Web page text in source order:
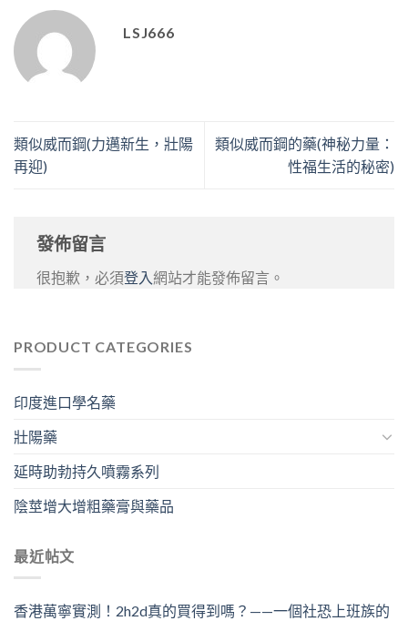
LSJ666
類似威而鋼(力邁新生，壯陽
再迎)
類似威而鋼的藥(神秘力量：
性福生活的秘密)
發佈留言
很抱歉，必須登入網站才能發佈留言。
PRODUCT CATEGORIES
印度進口學名藥
壯陽藥
延時助勃持久噴霧系列
陰莖增大增粗藥膏與藥品
最近帖文
香港萬寧實測！2h2d真的買得到嗎？——一個社恐上班族的